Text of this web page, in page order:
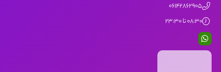
06142862905
08:30 تا 23:30